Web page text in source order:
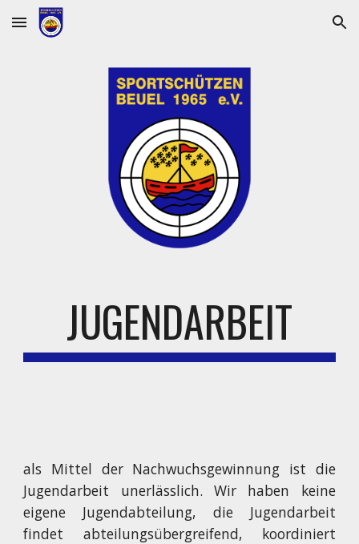
Skip to main content Skip to navigation
JUGENDARBEIT
als Mittel der Nachwuchsgewinnung ist die
Jugendarbeit unerlässlich. Wir haben keine
eigene Jugendabteilung, die Jugendarbeit
findet abteilungsübergreifend, koordiniert